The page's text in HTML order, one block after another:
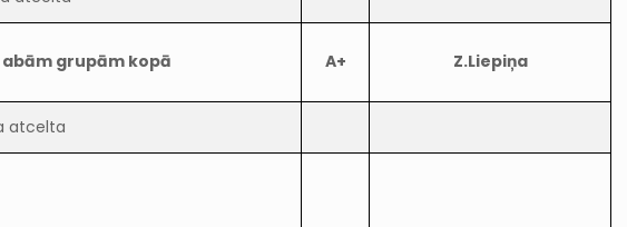
grupām kopā A+ Z.Liepiņa
atcelta